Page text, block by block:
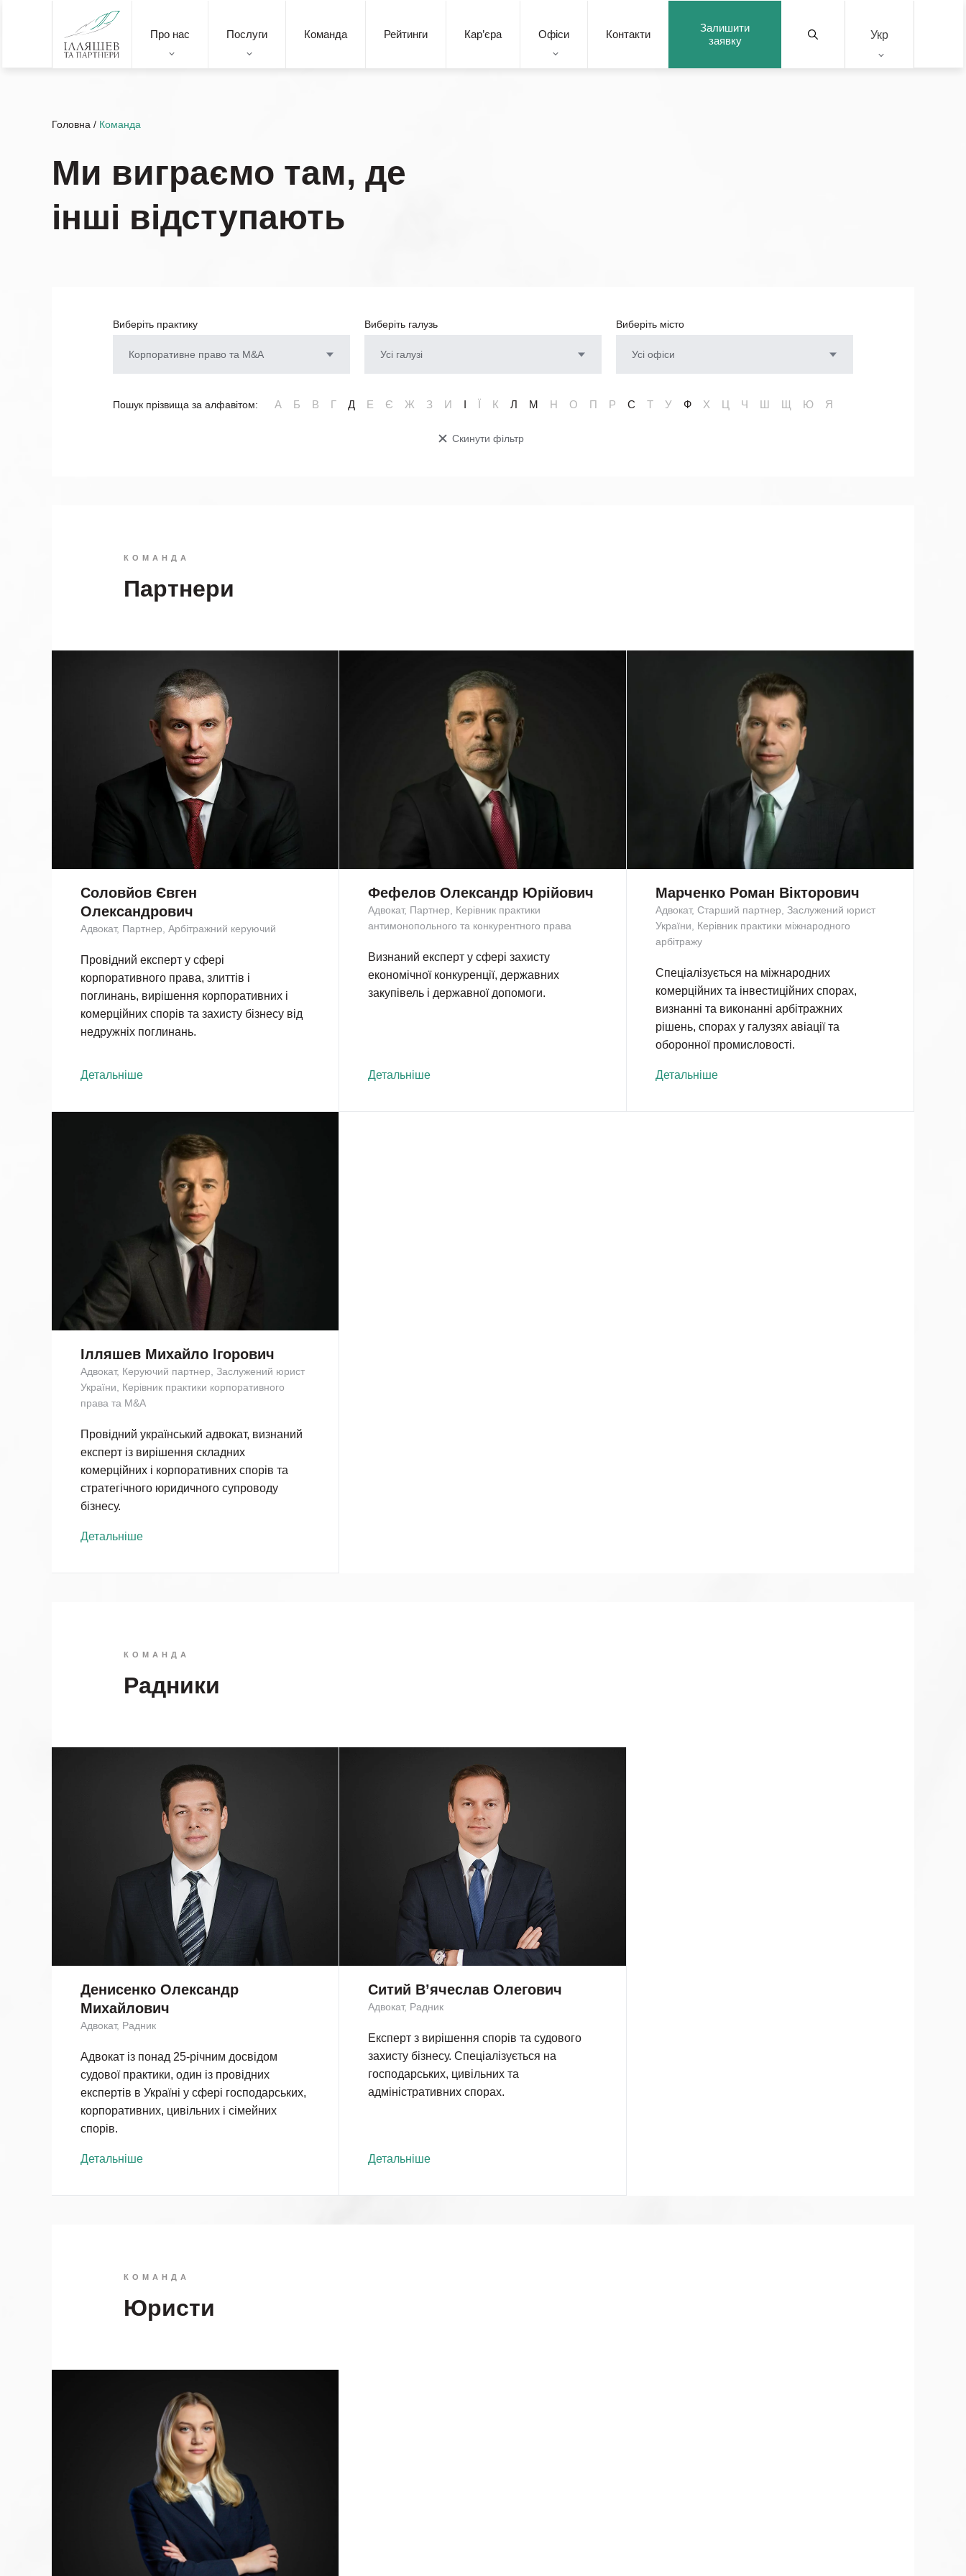
заявку
Головна / Команда
Ми виграємо там, де
інші відступають
Виберіть практику
Корпоративне право та M&A
Виберіть галузь
Усі галузі
Виберіть місто
Усі офіси
Пошук прізвища за алфавітом: А Б В Г Д Е Є Ж З И І Ї К Л М Н О П Р С Т У Ф Х Ц Ч Ш Щ Ю Я
Скинути фільтр
КОМАНДА
Партнери
Соловйов Євген
Олександрович
Адвокат, Партнер, Арбітражний керуючий
Провідний експерт у сфері
корпоративного права, злиттів і
поглинань, вирішення корпоративних і
комерційних спорів та захисту бізнесу від
недружніх поглинань.
Детальніше
Фефелов Олександр Юрійович
Адвокат, Партнер, Керівник практики
антимонопольного та конкурентного права
Визнаний експерт у сфері захисту
економічної конкуренції, державних
закупівель і державної допомоги.
Детальніше
Марченко Роман Вікторович
Адвокат, Старший партнер, Заслужений юрист
України, Керівник практики міжнародного
арбітражу
Спеціалізується на міжнародних
комерційних та інвестиційних спорах,
визнанні та виконанні арбітражних
рішень, спорах у галузях авіації та
оборонної промисловості.
Детальніше
Ілляшев Михайло Ігорович
Адвокат, Керуючий партнер, Заслужений юрист
України, Керівник практики корпоративного
права та M&A
Провідний український адвокат, визнаний
експерт із вирішення складних
комерційних і корпоративних спорів та
стратегічного юридичного супроводу
бізнесу.
Детальніше
КОМАНДА
Радники
Денисенко Олександр
Михайлович
Адвокат, Радник
Адвокат із понад 25-річним досвідом
судової практики, один із провідних
експертів в Україні у сфері господарських,
корпоративних, цивільних і сімейних
спорів.
Детальніше
Ситий В’ячеслав Олегович
Адвокат, Радник
Експерт з вирішення спорів та судового
захисту бізнесу. Спеціалізується на
господарських, цивільних та
адміністративних спорах.
Детальніше
КОМАНДА
Юристи